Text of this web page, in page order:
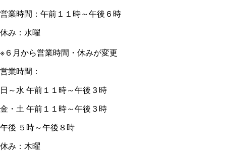
営業時間：午前１１時～午後６時
休み：水曜
※６月から営業時間・休みが変更
営業時間：
日～水 午前１１時～午後３時
金・土 午前１１時～午後３時
午後 ５時～午後８時
休み：木曜